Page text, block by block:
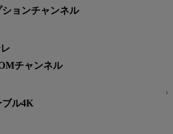
ションチャンネル
チャンネル
ブル4K